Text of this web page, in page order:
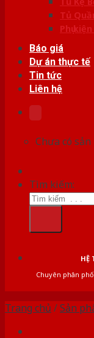
Tủ
Phụ
Báo giá
Dự án thực tế
Tin tức
Liên hệ
Chưa có
Tìm kiếm:
HỆ
Chuyên phân
Trang chủ /Sản